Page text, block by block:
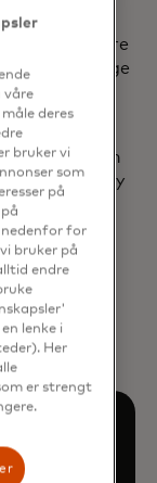
worked at
where
interchange
within the
cum laude in
History
våre
deres
bruker vi
som
på
for
bruker på
endre
lenke i
Her
er strengt